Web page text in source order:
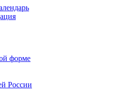
форме
России